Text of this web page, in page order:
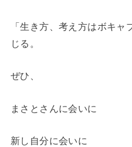
「生き方、考え方はボキ
じる。
ぜひ、
まさとさんに会いに
新し自分に会いに